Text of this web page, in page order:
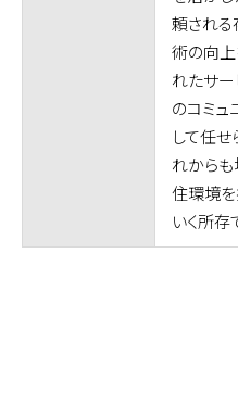
頼される
術の向上
れたサー
のコミュ
して任せ
れからも
住環境
いく所存